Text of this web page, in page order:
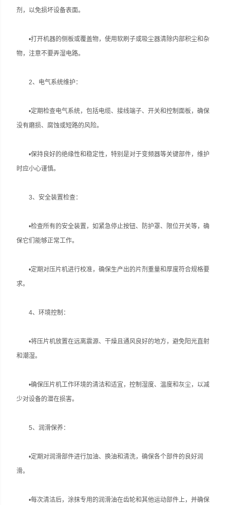
剂，以免损坏设备表面‌。
•打开机器的侧板或覆盖物，使用软刷子或吸尘器清除内部积尘和杂
物，注意不要弄湿电路‌。
‌2、电气系统维护‌：
•定期检查电气系统，包括电缆、接线端子、开关和控制面板，确保
没有磨损、腐蚀或短路的风险‌。
•保持良好的绝缘性和稳定性，特别是对于变频器等关键部件，维护
时应小心谨慎‌。
‌3、安全装置检查‌：
•检查所有的安全装置，如紧急停止按钮、防护罩、限位开关等，确
保它们能够正常工作。
•定期对压片机进行校准，确保生产出的片剂重量和厚度符合规格要
求‌。
‌4、环境控制‌：
•将压片机放置在远离震源、干燥且通风良好的地方，避免阳光直射
和潮湿‌。
•确保压片机工作环境的清洁和适宜，控制湿度、温度和灰尘，以减
少对设备的潜在损害‌。
‌5、润滑保养‌：
•定期对润滑部件进行加油、换油和清洗，确保各个部件的良好润
滑‌。
•每次清洁后，涂抹专用的润滑油在齿轮和其他运动部件上，并确保